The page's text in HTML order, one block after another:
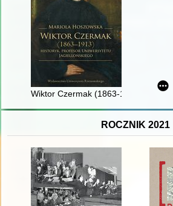
Wiktor Czermak (1863-1913) :
ROCZNIK 2021